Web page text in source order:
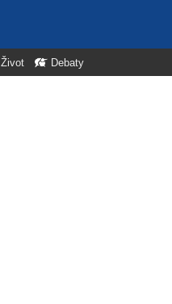
Život Debaty